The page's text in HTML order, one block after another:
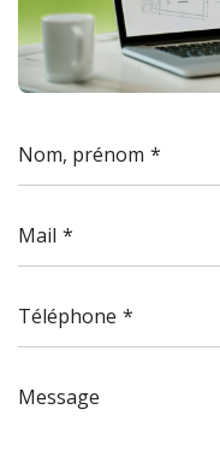
Nom, prénom
Mail
Téléphone
Message